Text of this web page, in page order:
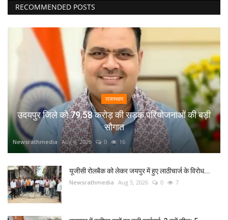
RECOMMENDED POSTS
राजस्थान
उदयपुर जिले को 79.58 करोड़ की सड़क परियोजनाओं की बड़ी
सौगात
Newsrathmedia Aug 6, 2026 0 16
यूजीसी रोलबैक को लेकर जयपुर में हुए लाठीचार्ज के विरोध...
Newsrathmedia Aug 5, 2026 0 7